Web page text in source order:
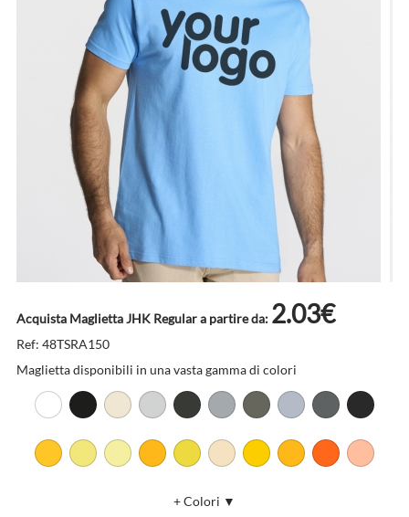
Acquista Maglietta JHK Regular a partire da: 2.03€
Ref: 48TSRA150
Maglietta disponibili in una vasta gamma di colori
+ Colori ▼